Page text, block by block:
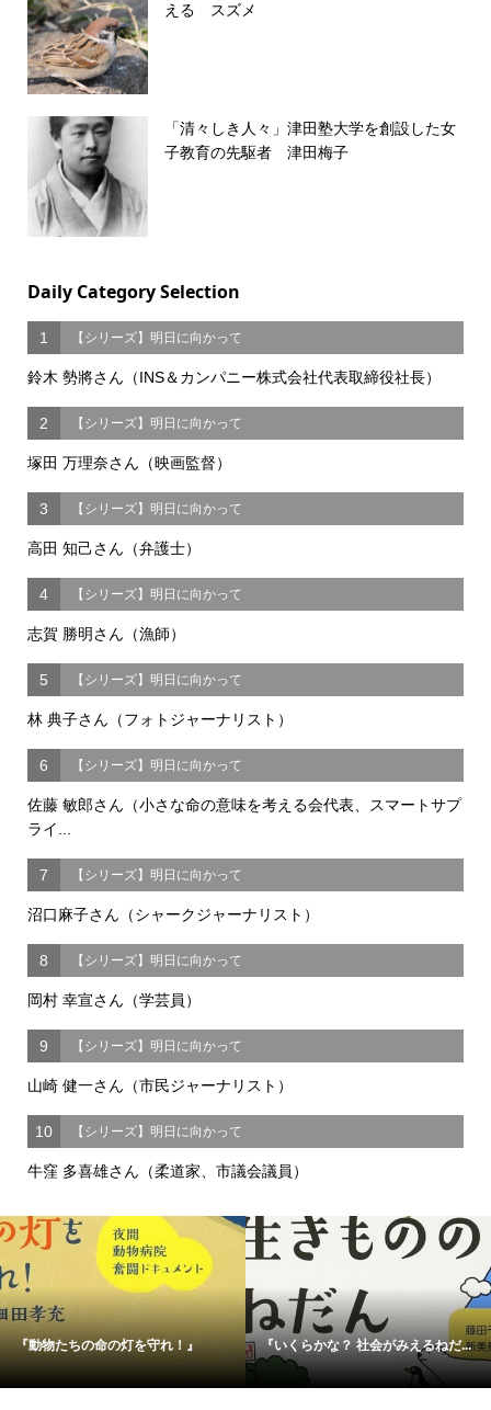
える スズメ
「清々しき人々」津田塾大学を創設した女
子教育の先駆者 津田梅子
Daily Category Selection
1 【シリーズ】明日に向かって
鈴木 勢將さん（INS＆カンパニー株式会社代表取締役社長）
2 【シリーズ】明日に向かって
塚田 万理奈さん（映画監督）
3 【シリーズ】明日に向かって
高田 知己さん（弁護士）
4 【シリーズ】明日に向かって
志賀 勝明さん（漁師）
5 【シリーズ】明日に向かって
林 典子さん（フォトジャーナリスト）
6 【シリーズ】明日に向かって
佐藤 敏郎さん（小さな命の意味を考える会代表、スマートサプ
ライ...
7 【シリーズ】明日に向かって
沼口麻子さん（シャークジャーナリスト）
8 【シリーズ】明日に向かって
岡村 幸宣さん（学芸員）
9 【シリーズ】明日に向かって
山崎 健一さん（市民ジャーナリスト）
10 【シリーズ】明日に向かって
牛窪 多喜雄さん（柔道家、市議会議員）
『動物たちの命の灯を守れ！』 『いくらかな？ 社会がみえるねだ...